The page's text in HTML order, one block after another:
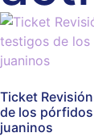
Ticket
de los
juaninos